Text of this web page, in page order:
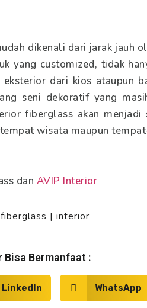
dikenali dari jarak jauh
yang customized, tidak
dari kios ataupun
seni dekoratif yang
fiberglass akan
wisata maupun
dan AVIP Interior
fiberglass | interior
Bisa Bermanfaat :
LinkedIn WhatsApp